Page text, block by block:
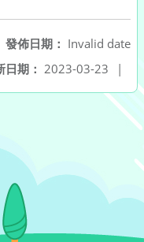
發佈日期： Invalid date
期： 2023-03-23 |